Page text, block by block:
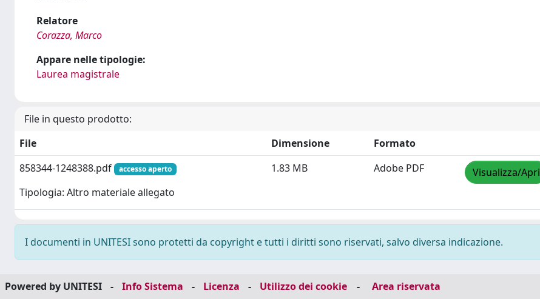
Relatore
Corazza, Marco
Appare nelle tipologie:
Laurea magistrale
File in questo prodotto:
File
Dimensione
Formato
858344-1248388.pdf
accesso aperto
Tipologia: Altro materiale allegato
1.83 MB Adobe PDF Visualizza/Apri
I documenti in UNITESI sono protetti da copyright e tutti i diritti sono riservati, salvo diversa indicazione.
Powered by UNITESI - Info Sistema - Licenza - Utilizzo dei cookie - Area riservata